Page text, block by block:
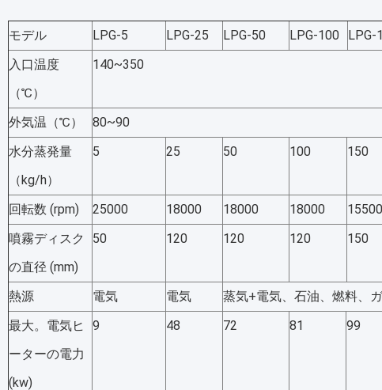
モデル LPG-5 LPG-25 LPG-50 LPG-100 LPG-
入口温度
（℃）
140~350
外気温（℃）
80~90
水分蒸発量
（kg/h）
5 25 50 100 150
回転数 (rpm) 25000 18000 18000 18000 15500
噴霧ディスク
の直径 (mm)
50 120 120 120 150
熱源 電気 電気 蒸気+電気、石油、燃料、
最大。電気ヒ
ーターの電力
(kw)
9 48 72 81 99